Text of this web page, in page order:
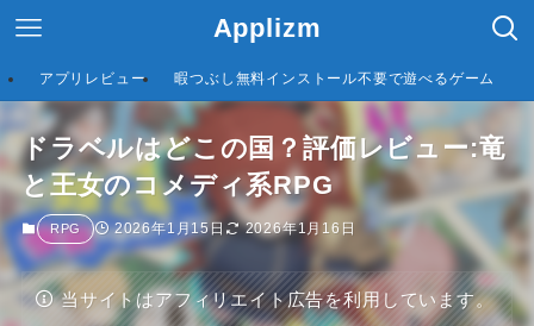
Applizm
アプリレビュー 暇つぶし無料インストール不要で遊べるゲーム
ドラベルはどこの国？評価レビュー:竜
と王女のコメディ系RPG
RPG 2026年1月15日 2026年1月16日
当サイトはアフィリエイト広告を利用しています。